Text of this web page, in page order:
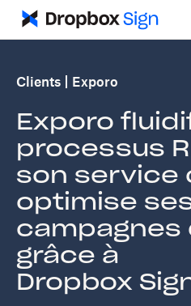
Clients Exporo
Exporo
processus
son service
optimise
campagnes
grâce à
Dropbox